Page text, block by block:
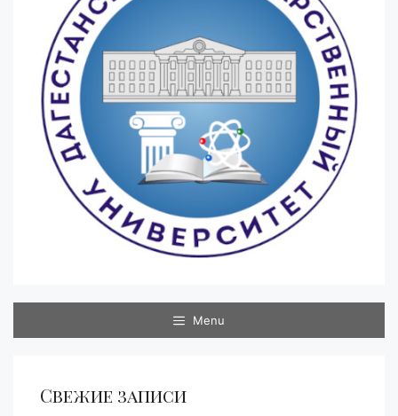
Menu
Свежие записи